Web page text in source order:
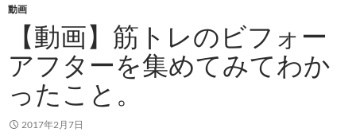
動画
【動画】筋トレのビフォー
アフターを集めてみてわか
ったこと。
2017年2月7日